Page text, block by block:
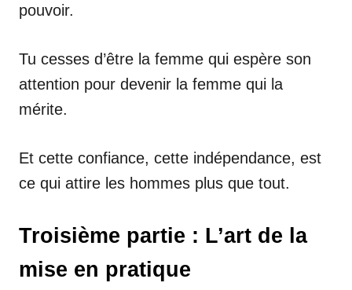
pouvoir.
Tu cesses d’être la femme qui espère son
attention pour devenir la femme qui la
mérite.
Et cette confiance, cette indépendance, est
ce qui attire les hommes plus que tout.
Troisième partie : L’art de la
mise en pratique